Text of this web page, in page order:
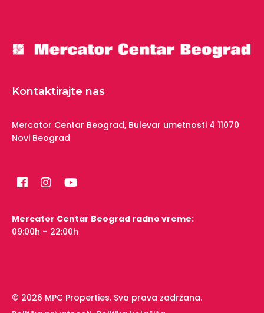
Kontaktirajte nas
Mercator Centar Beograd, Bulevar umetnosti 4 11070
Novi Beograd
Mercator Centar Beograd radno vreme:
09:00h – 22:00h
© 2026 MPC Properties. Sva prava zadržana.